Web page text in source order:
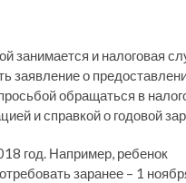
занимается и налоговая
заявление о
обращаться в
и справкой о годовой
год. Например, ребенок
заранее – 1